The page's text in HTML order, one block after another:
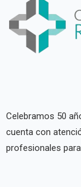
Celebramos 50
cuenta con
profesionales